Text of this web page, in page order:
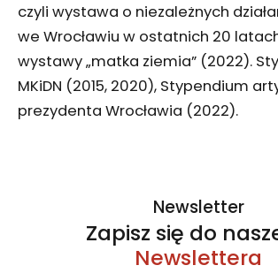
czyli wystawa o niezależnych
we Wrocławiu w ostatnich 20
wystawy „matka ziemia” (2022).
MKiDN (2015, 2020), Stypendium
prezydenta Wrocławia (2022).
Newsletter
Zapisz się do
Newslettera